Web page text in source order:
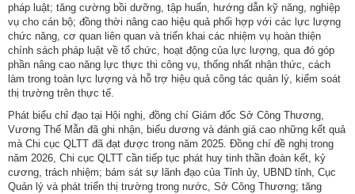
pháp luật; tăng cường bồi dưỡng, tập huấn, hướng dẫn kỹ năng, nghiệp
vụ cho cán bộ; đồng thời nâng cao hiệu quả phối hợp với các lực lượng
chức năng, cơ quan liên quan và triển khai các nhiệm vụ hoàn thiện
chính sách pháp luật về tổ chức, hoạt động của lực lượng, qua đó góp
phần nâng cao năng lực thực thi công vụ, thống nhất nhận thức, cách
làm trong toàn lực lượng và hỗ trợ hiệu quả công tác quản lý, kiểm soát
thị trường trên thực tế.
Phát biểu chỉ đạo tại Hội nghị, đồng chí Giám đốc Sở Công Thương,
Vương Thế Mẫn đã ghi nhận, biểu dương và đánh giá cao những kết quả
mà Chi cục QLTT đã đạt được trong năm 2025. Đồng chí đề nghị trong
năm 2026, Chi cục QLTT cần tiếp tục phát huy tinh thần đoàn kết, kỷ
cương, trách nhiệm; bám sát sự lãnh đạo của Tỉnh ủy, UBND tỉnh, Cục
Quản lý và phát triển thị trường trong nước, Sở Công Thương; tăng